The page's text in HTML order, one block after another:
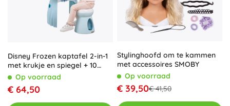
Disney Frozen kaptafel 2-in-1
met krukje en spiegel + 10
accessoires
Op voorraad
€ 64,50
Stylinghoofd om te kammen
met accessoires SMOBY
Op voorraad
€ 39,50€ 41,50